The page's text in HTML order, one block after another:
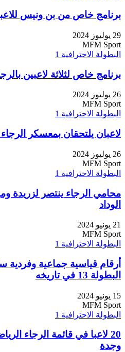
برنامج خاص من بن ونيس
29 يوليوز 2024
MFM Sport
البطولة الاحترافية 1
برنامج خاص لثلاثة لاعبين
26 يوليوز 2024
MFM Sport
البطولة الاحترافية 1
لاعبان يلتحقان بمعسكر
26 يوليوز 2024
MFM Sport
البطولة الاحترافية 1
محامي الرجاء ينتصر لزريدة
الوداد
21 يونيو 2024
MFM Sport
البطولة الاحترافية 1
أرقام قياسية جماعية
البطولة 13 في تاريخه
15 يونيو 2024
MFM Sport
البطولة الاحترافية 1
20 لاعبا في قائمة الرجاء
وجدة